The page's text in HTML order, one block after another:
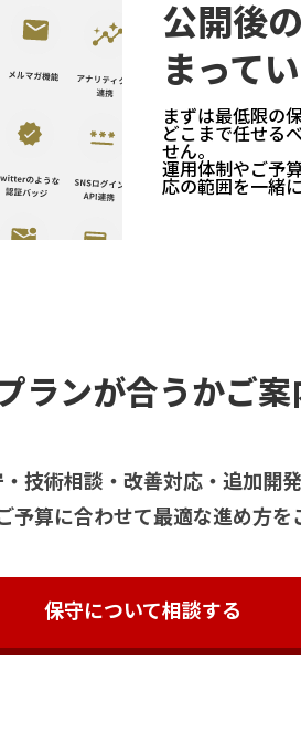
公開後
まって
まずは最低限の
どこまで任せる
せん。
運用体制やご予
応の範囲を一緒
ランが合うかご
技術相談・改善対応・追加開発
予算に合わせて最適な進め方を
保守について相談する